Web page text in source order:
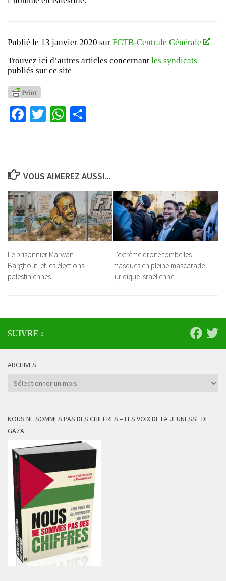
Publié le 13 janvier 2020 sur FGTB-Centrale Générale
Trouvez ici d’autres articles concernant les syndicats
publiés sur ce site
Facebook
TwitterWhatsApp
VOUS AIMEREZ AUSSI...
Le prisonnier Marwan
Barghouti et les élections
palestiniennes
L’extrême droite tombe les
masques en pleine mascarade
juridique israélienne
SUIVRE :
ARCHIVES
Archives
NOUS NE SOMMES PAS DES CHIFFRES – LES VOIX DE LA JEUNESSE DE
GAZA